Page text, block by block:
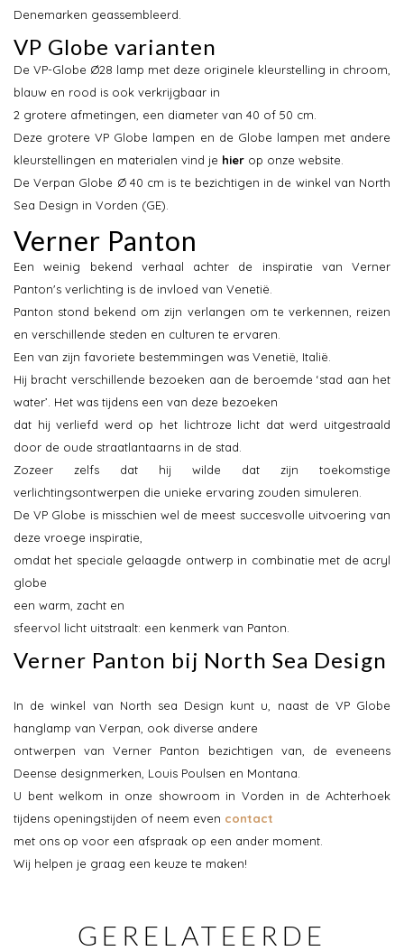
Denemarken geassembleerd.
VP Globe varianten
De VP-Globe Ø28 lamp met deze originele kleurstelling in chroom,
blauw en rood is ook verkrijgbaar in
2 grotere afmetingen, een diameter van 40 of 50 cm.
Deze grotere VP Globe lampen en de Globe lampen met andere
kleurstellingen en materialen vind je hier op onze website.
De Verpan Globe Ø 40 cm is te bezichtigen in de winkel van North
Sea Design in Vorden (GE).
Verner Panton
Een weinig bekend verhaal achter de inspiratie van Verner
Panton's verlichting is de invloed van Venetië.
Panton stond bekend om zijn verlangen om te verkennen, reizen
en verschillende steden en culturen te ervaren.
Een van zijn favoriete bestemmingen was Venetië, Italië.
Hij bracht verschillende bezoeken aan de beroemde ‘stad aan het
water’. Het was tijdens een van deze bezoeken
dat hij verliefd werd op het lichtroze licht dat werd uitgestraald
door de oude straatlantaarns in de stad.
Zozeer zelfs dat hij wilde dat zijn toekomstige
verlichtingsontwerpen die unieke ervaring zouden simuleren.
De VP Globe is misschien wel de meest succesvolle uitvoering van
deze vroege inspiratie,
omdat het speciale gelaagde ontwerp in combinatie met de acryl
globe
een warm, zacht en
sfeervol licht uitstraalt: een kenmerk van Panton.
Verner Panton bij North Sea Design
In de winkel van North sea Design kunt u, naast de VP Globe
hanglamp van Verpan, ook diverse andere
ontwerpen van Verner Panton bezichtigen van, de eveneens
Deense designmerken, Louis Poulsen en Montana.
U bent welkom in onze showroom in Vorden in de Achterhoek
tijdens openingstijden of neem even contact
met ons op voor een afspraak op een ander moment.
Wij helpen je graag een keuze te maken!
GERELATEERDE